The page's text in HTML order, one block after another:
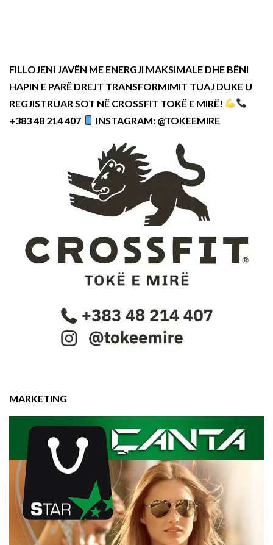
FILLOJENI JAVËN ME ENERGJI MAKSIMALE DHE BËNI
HAPIN E PARË DREJT TRANSFORMIMIT TUAJ DUKE U
REGJISTRUAR SOT NË CROSSFIT TOKË E MIRË!
+383 48 214 407
INSTAGRAM: @TOKEEMIRE
MARKETING